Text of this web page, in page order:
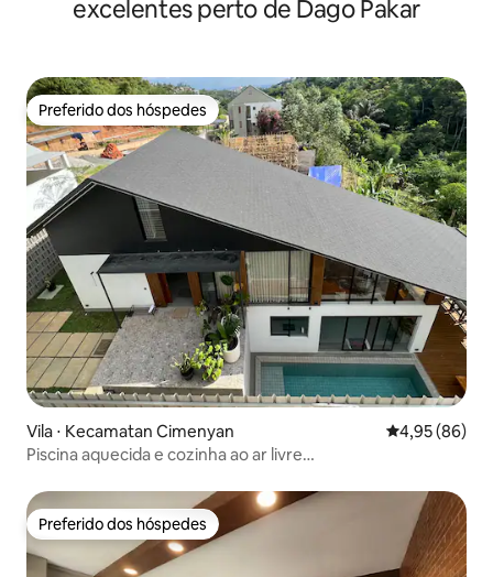
excelentes perto de Dago Pakar
Preferido dos hóspedes
Preferido dos hóspedes
Vila ⋅ Kecamatan Cimenyan 4,95 de uma
4,95 (86)
Piscina aquecida e cozinha ao ar livre
Preferido dos hóspedes
Preferido dos hóspedes